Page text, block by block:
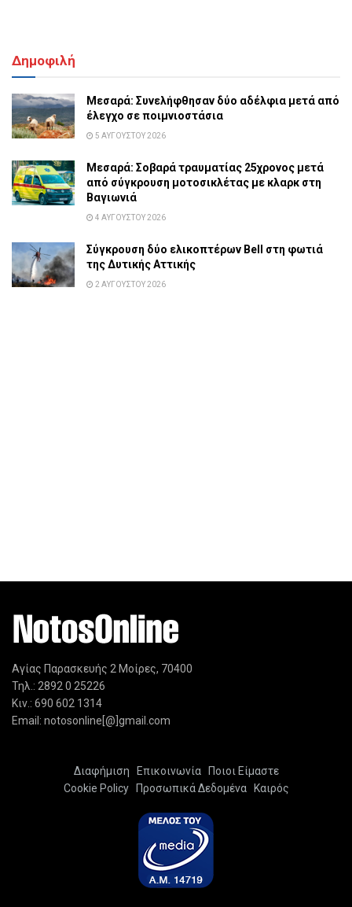
Δημοφιλή
Μεσαρά: Συνελήφθησαν δύο αδέλφια μετά από
έλεγχο σε ποιμνιοστάσια
5 ΑΥΓΟΎΣΤΟΥ 2026
Μεσαρά: Σοβαρά τραυματίας 25χρονος μετά
από σύγκρουση μοτοσικλέτας με κλαρκ στη
Βαγιωνιά
4 ΑΥΓΟΎΣΤΟΥ 2026
Σύγκρουση δύο ελικοπτέρων Bell στη φωτιά
της Δυτικής Αττικής
2 ΑΥΓΟΎΣΤΟΥ 2026
Αγίας Παρασκευής 2 Μοίρες, 70400
Τηλ.: 2892 0 25226
Κιν.: 690 602 1314
Email: notosonline[@]gmail.com
Διαφήμιση Επικοινωνία
Ποιοι Είμαστε
Cookie Policy
Προσωπικά Δεδομένα Καιρός